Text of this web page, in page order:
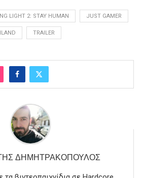
LIGHT 2: STAY HUMAN JUST GAMER
TRAILER
ΔΗΜΗΤΡΑΚΌΠΟΥΛΟΣ